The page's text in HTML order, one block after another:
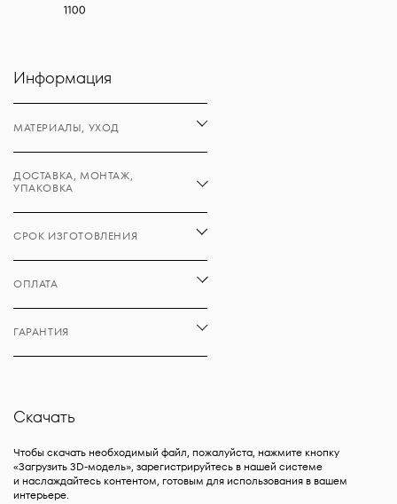
Информация
МАТЕРИАЛЫ, УХОД
ДОСТАВКА, МОНТАЖ,
УПАКОВКА
СРОК ИЗГОТОВЛЕНИЯ
ОПЛАТА
ГАРАНТИЯ
Скачать
Чтобы скачать необходимый файл, пожалуйста, нажмите кнопку
«Загрузить 3D-модель», зарегистрируйтесь в нашей системе
и наслаждайтесь контентом, готовым для использования в вашем
интерьере.